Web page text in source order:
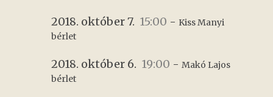
2018. október 7. 15:00 - Kiss Manyi
bérlet
2018. október 6. 19:00 - Makó Lajos
bérlet